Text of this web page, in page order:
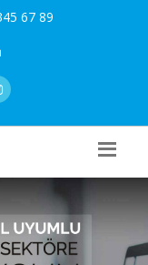
67 89